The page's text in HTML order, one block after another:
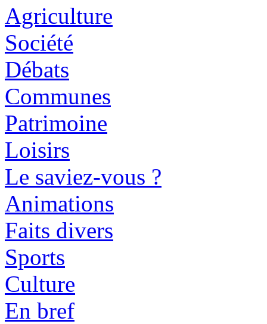
Agriculture
Société
Débats
Communes
Patrimoine
Loisirs
Le saviez-vous ?
Animations
Faits divers
Sports
Culture
En bref